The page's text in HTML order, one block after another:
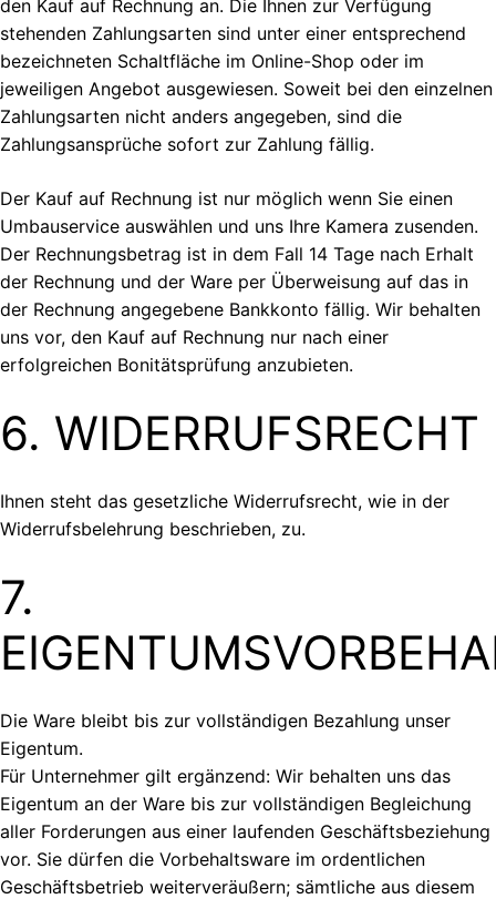
den Kauf auf Rechnung an. Die Ihnen zur Verfügung
stehenden Zahlungsarten sind unter einer entsprechend
bezeichneten Schaltfläche im Online-Shop oder im
jeweiligen Angebot ausgewiesen. Soweit bei den einzelnen
Zahlungsarten nicht anders angegeben, sind die
Zahlungsansprüche sofort zur Zahlung fällig.
Der Kauf auf Rechnung ist nur möglich wenn Sie einen
Umbauservice auswählen und uns Ihre Kamera zusenden.
Der Rechnungsbetrag ist in dem Fall 14 Tage nach Erhalt
der Rechnung und der Ware per Überweisung auf das in
der Rechnung angegebene Bankkonto fällig. Wir behalten
uns vor, den Kauf auf Rechnung nur nach einer
erfolgreichen Bonitätsprüfung anzubieten.
6. WIDERRUFSRECHT
Ihnen steht das gesetzliche Widerrufsrecht, wie in der
Widerrufsbelehrung beschrieben, zu.
7.
Die Ware bleibt bis zur vollständigen Bezahlung unser
Eigentum.
Für Unternehmer gilt ergänzend: Wir behalten uns das
Eigentum an der Ware bis zur vollständigen Begleichung
aller Forderungen aus einer laufenden Geschäftsbeziehung
vor. Sie dürfen die Vorbehaltsware im ordentlichen
Geschäftsbetrieb weiterveräußern; sämtliche aus diesem